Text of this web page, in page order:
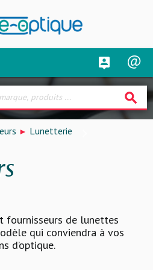
search
Lunetterie
fournisseurs de lunettes
qui conviendra à vos
d’optique.